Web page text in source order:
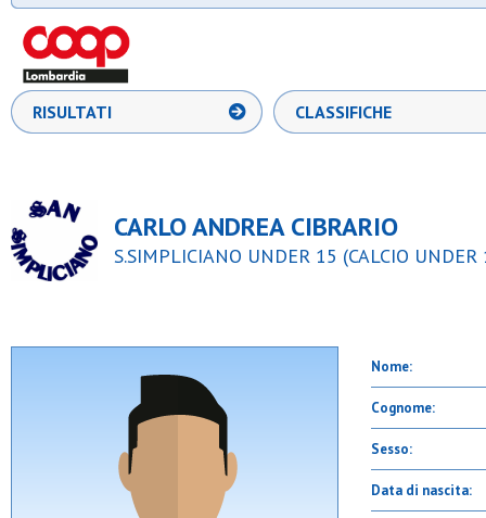
RISULTATI CLASSIFICHE
CARLO ANDREA CIBRARIO
S.SIMPLICIANO UNDER 15 (CALCIO UNDER
Nome:
Cognome:
Sesso:
Data di nascita: